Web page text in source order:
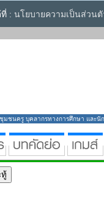
: นโยบายความเป็นส่วนตั
ชุมชนครู บุคลากรทางการศึกษา และนั